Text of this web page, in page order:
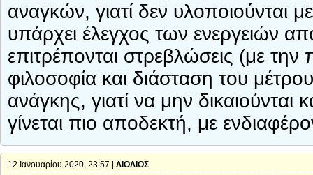
αναγκών, γιατί δεν
υπάρχει έλεγχος των ενεργειών
επιτρέπονται στρεβλώσεις (με
φιλοσοφία και διάσταση του
ανάγκης, γιατί να μην
γίνεται πιο αποδεκτή, με
12 Ιανουαρίου 2020, 23:57 | ΛΙΟΛΙΟΣ